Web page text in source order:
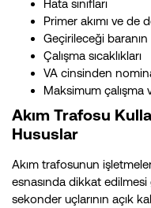
Hata sınıfları
Primer akımı ve de
Geçirileceği
Çalışma sıcaklıkları
VA cinsinden
Maksimum çalışma
Akım Trafosu
Hususlar
Akım trafosunun
esnasında dikkat
sekonder uçlarının açık